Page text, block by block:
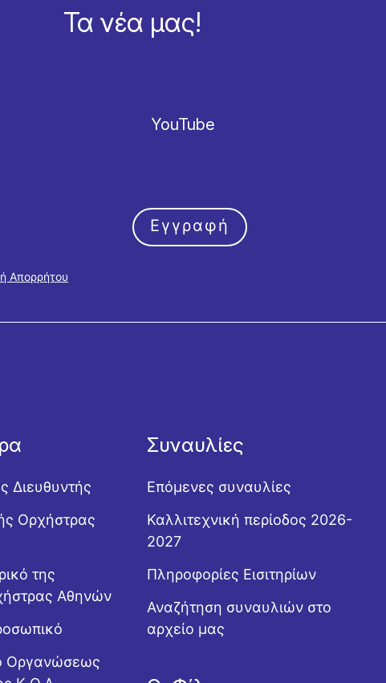
Τα νέα μας!
YouTube
Απορρήτου
Εγγραφή
Διευθυντής
Ορχήστρας
της
Αθηνών
Οργανώσεως
Συναυλίες
Επόμενες συναυλίες
Καλλιτεχνική περίοδος 2026-
2027
Πληροφορίες Εισιτηρίων
Αναζήτηση συναυλιών στο
αρχείο μας